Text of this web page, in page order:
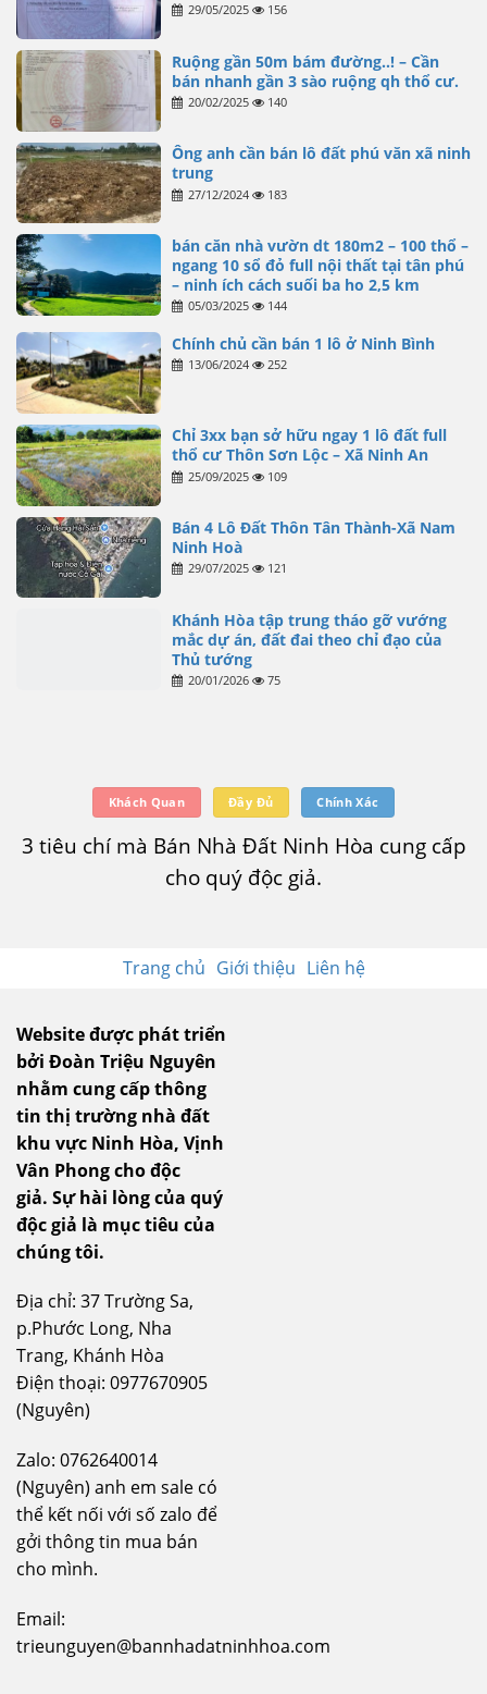
29/05/2025 156
Ruộng gần 50m bám đường..! – Cần
bán nhanh gần 3 sào ruộng qh thổ cư.
20/02/2025 140
Ông anh cần bán lô đất phú văn xã ninh
trung
27/12/2024 183
bán căn nhà vườn dt 180m2 – 100 thổ –
ngang 10 sổ đỏ full nội thất tại tân phú
– ninh ích cách suối ba ho 2,5 km
05/03/2025 144
Chính chủ cần bán 1 lô ở Ninh Bình
13/06/2024 252
Chỉ 3xx bạn sở hữu ngay 1 lô đất full
thổ cư Thôn Sơn Lộc – Xã Ninh An
25/09/2025 109
Bán 4 Lô Đất Thôn Tân Thành-Xã Nam
Ninh Hoà
29/07/2025 121
Khánh Hòa tập trung tháo gỡ vướng
mắc dự án, đất đai theo chỉ đạo của
Thủ tướng
20/01/2026 75
Khách Quan Đầy Đủ Chính Xác
3 tiêu chí mà Bán Nhà Đất Ninh Hòa cung cấp
cho quý độc giả.
Trang chủ Giới thiệu Liên hệ
Website được phát triển
bởi Đoàn Triệu Nguyên
nhằm cung cấp thông
tin thị trường nhà đất
khu vực Ninh Hòa, Vịnh
Vân Phong cho độc
giả. Sự hài lòng của quý
độc giả là mục tiêu của
chúng tôi.
Địa chỉ: 37 Trường Sa,
p.Phước Long, Nha
Trang, Khánh Hòa
Điện thoại: 0977670905
(Nguyên)
Zalo: 0762640014
(Nguyên) anh em sale có
thể kết nối với số zalo để
gởi thông tin mua bán
cho mình.
Email:
trieunguyen@bannhadatninhhoa.com